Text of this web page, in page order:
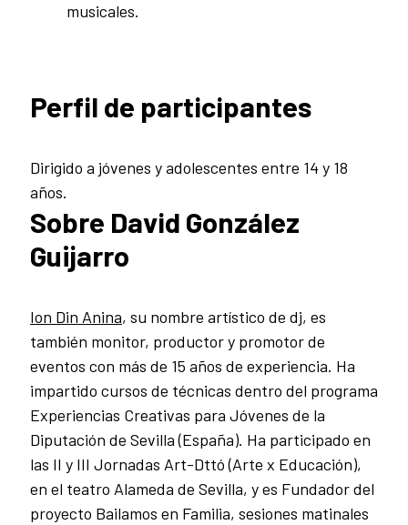
musicales.
Perfil de participantes
Dirigido a jóvenes y adolescentes entre 14 y 18
años.
Sobre David González
Guijarro
Ion Din Anina, su nombre artístico de dj, es
también monitor, productor y promotor de
eventos con más de 15 años de experiencia. Ha
impartido cursos de técnicas dentro del programa
Experiencias Creativas para Jóvenes de la
Diputación de Sevilla (España). Ha participado en
las II y III Jornadas Art-Dttó (Arte x Educación),
en el teatro Alameda de Sevilla, y es Fundador del
proyecto Bailamos en Familia, sesiones matinales